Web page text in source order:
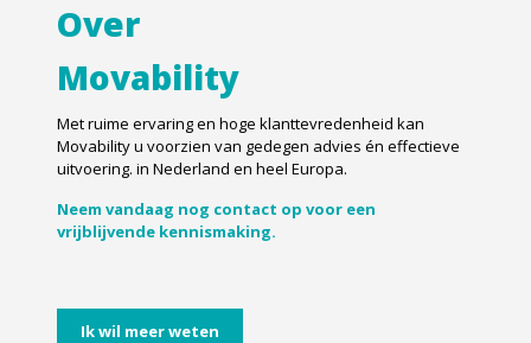
Over
Movability
Met ruime ervaring en hoge klanttevredenheid kan
Movability u voorzien van gedegen advies én effectieve
uitvoering. in Nederland en heel Europa.
Neem vandaag nog contact op voor een
vrijblijvende kennismaking.
Ik wil meer weten